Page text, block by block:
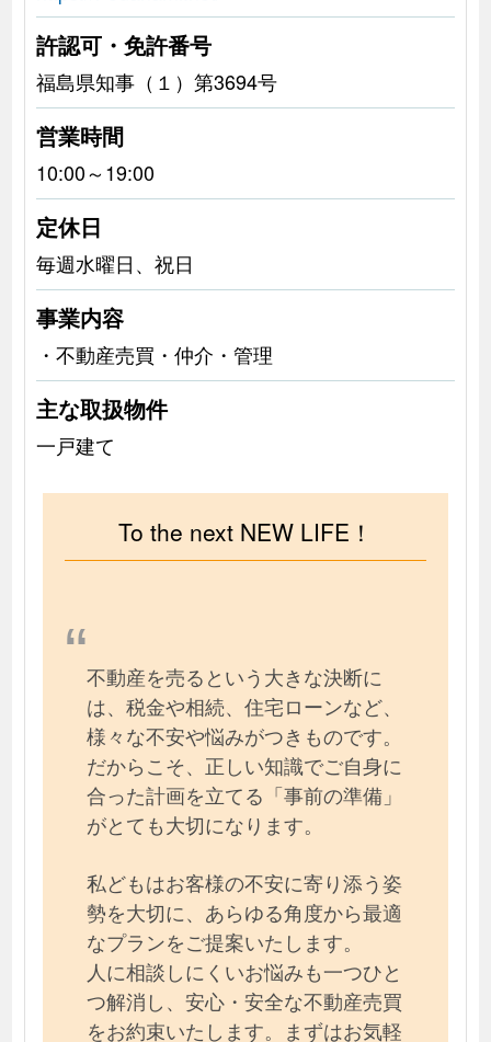
許認可・免許番号
福島県知事（１）第3694号
営業時間
10:00～19:00
定休日
毎週水曜日、祝日
事業内容
・不動産売買・仲介・管理
主な取扱物件
一戸建て
To the next NEW LIFE！
不動産を売るという大きな決断に
は、税金や相続、住宅ローンなど、
様々な不安や悩みがつきものです。
だからこそ、正しい知識でご自身に
合った計画を立てる「事前の準備」
がとても大切になります。
私どもはお客様の不安に寄り添う姿
勢を大切に、あらゆる角度から最適
なプランをご提案いたします。
人に相談しにくいお悩みも一つひと
つ解消し、安心・安全な不動産売買
をお約束いたします。まずはお気軽